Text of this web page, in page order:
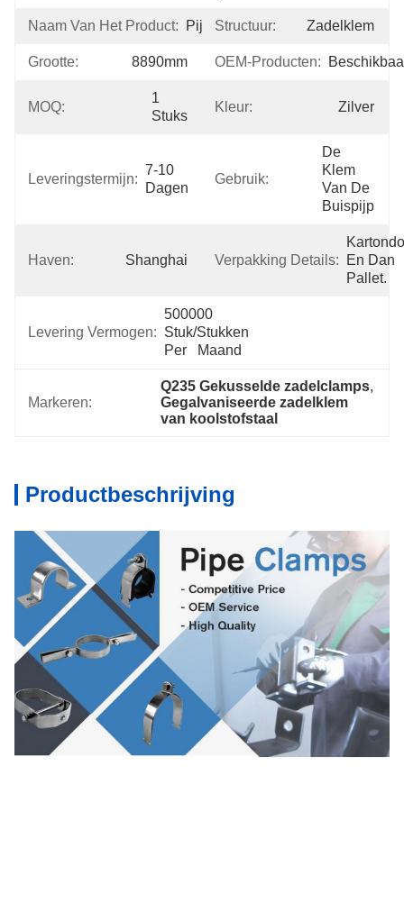
Naam Van Het Product: PijpklemStructuur: Zadelklem
Grootte: 8890mm OEM-Producten:
MOQ:
1
Stuks
Kleur: Zilver
Leveringstermijn:
7-10
Dagen
Gebruik:
De
Klem
Van De
Buispijp
Haven: Shanghai Verpakking Details:
En Dan
Pallet.
Levering Vermogen:
500000
Stuk/Stukken
Per   Maand
Markeren:
Q235 Gekusselde zadelclamps
Gegalvaniseerde zadelklem
van koolstofstaal
Productbeschrijving